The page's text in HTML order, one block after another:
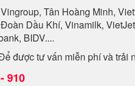
Vingroup, Tân Hoàng Minh,
Dầu Khí, Vinamilk,
BIDV....
được tư vấn miễn phí và trải
910